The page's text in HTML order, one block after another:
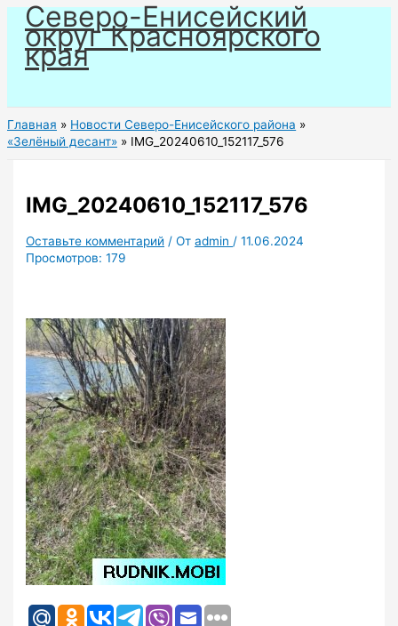
Перейти
содержимому
Северо-Енисейский
округ Красноярского
края
Главная
Новости Северо-Енисейского района
«Зелёный десант»
IMG_20240610_152117_576
IMG_20240610_152117_576
Оставьте комментарий / Отadmin /11.06.2024
Просмотров: 179